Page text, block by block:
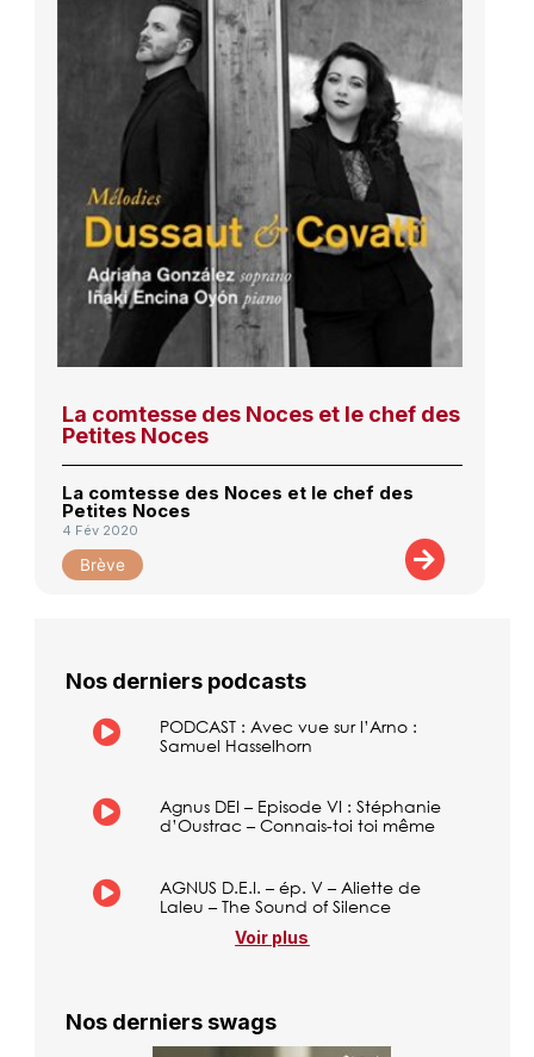
La comtesse des Noces et le chef des
Petites Noces
La comtesse des Noces et le chef des
Petites Noces
4 Fév 2020
Brève
Nos derniers podcasts
PODCAST : Avec vue sur l’Arno :
Samuel Hasselhorn
Agnus DEI – Episode VI : Stéphanie
d’Oustrac – Connais-toi toi même
AGNUS D.E.I. – ép. V – Aliette de
Laleu – The Sound of Silence
Voir plus
Nos derniers swags